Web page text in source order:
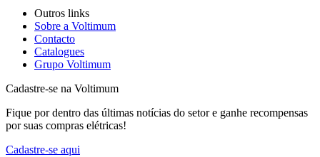
Outros links
Sobre a Voltimum
Contacto
Catalogues
Grupo Voltimum
Cadastre-se na Voltimum
Fique por dentro das últimas notícias do setor e ganhe recompensas
por suas compras elétricas!
Cadastre-se aqui